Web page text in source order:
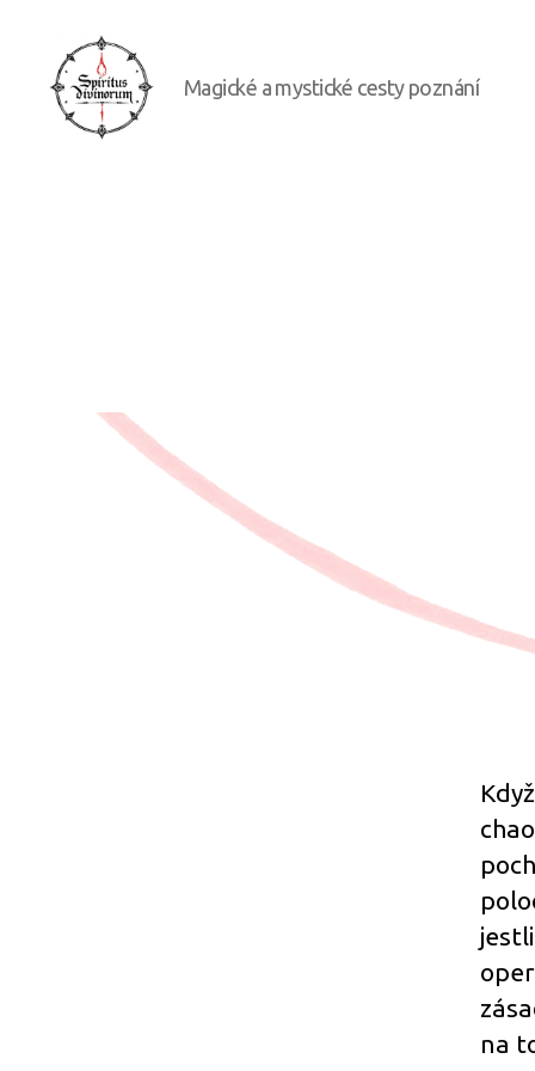
Magické a mystické cesty poznání
na